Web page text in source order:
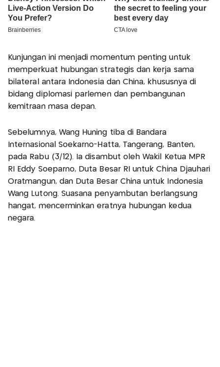
Kunjungan ini menjadi momentum penting untuk
memperkuat hubungan strategis dan kerja sama
bilateral antara Indonesia dan China, khususnya di
bidang diplomasi parlemen dan pembangunan
kemitraan masa depan.
Sebelumnya, Wang Huning tiba di Bandara
Internasional Soekarno-Hatta, Tangerang, Banten,
pada Rabu (3/12). Ia disambut oleh Wakil Ketua MPR
RI Eddy Soeparno, Duta Besar RI untuk China Djauhari
Oratmangun, dan Duta Besar China untuk Indonesia
Wang Lutong. Suasana penyambutan berlangsung
hangat, mencerminkan eratnya hubungan kedua
negara.